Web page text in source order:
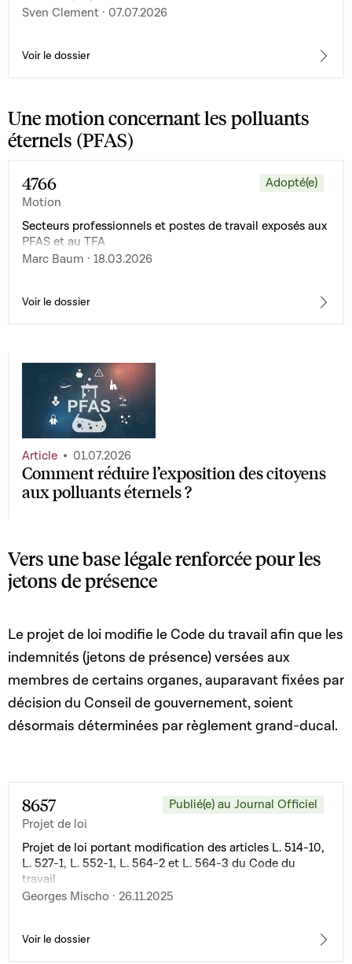
Sven Clement · 07.07.2026
Voir le dossier
Une motion concernant les polluants
éternels (PFAS)
4766
Motion
Adopté(e)
Secteurs professionnels et postes de travail exposés aux
PFAS et au TFA
Marc Baum · 18.03.2026
Voir le dossier
Comment réduire l’exposition des citoyens
aux polluants éternels ?
Article 01.07.2026
Vers une base légale renforcée pour les
jetons de présence
Le projet de loi modifie le Code du travail afin que les
indemnités (jetons de présence) versées aux
membres de certains organes, auparavant fixées par
décision du Conseil de gouvernement, soient
désormais déterminées par règlement grand-ducal.
8657
Projet de loi
Publié(e) au Journal Officiel
Projet de loi portant modification des articles L. 514-10,
L. 527-1, L. 552-1, L. 564-2 et L. 564-3 du Code du
travail
Georges Mischo · 26.11.2025
Voir le dossier